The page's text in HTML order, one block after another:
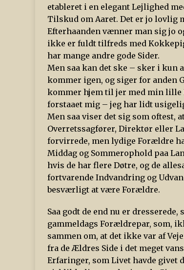
etableret i en elegant Lejlighed
Tilskud om Aaret. Det er jo lovlig
Efterhaanden vænner man sig jo
ikke er fuldt tilfreds med
har mange andre gode Sider.
Men saa kan det ske – sker i
kommer igen, og siger for anden
kommer hjem til jer med min lille
forstaaet mig – jeg har lidt
Men saa viser det sig som oftest,
Overretssagfører, Direktør eller
forvirrede, men lydige Forældre
Middag og Sommerophold paa
hvis de har flere Døtre, og de
fortvarende Indvandring og
besværligt at være Forældre.
Saa godt de end nu er
gammeldags Forældrepar, som,
sammen om, at det ikke var af
fra de Ældres Side i det meget
Erfaringer, som Livet havde givet